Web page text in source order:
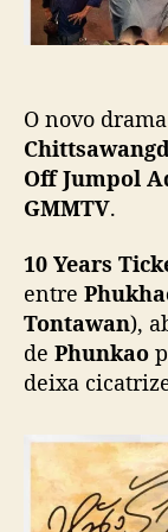
O novo
Off Jumpol
GMMTV.
10 Years
entre
Tontawan),
de Phunkao
deixa